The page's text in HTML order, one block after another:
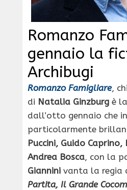
Romanzo
gennaio la
Archibugi
Romanzo Famigliare,
di Natalia Ginzburg è
dall’otto gennaio che
particolarmente
Puccini, Guido
Andrea Bosca, con la
Giannini vanta la regia
Partita, Il Grande